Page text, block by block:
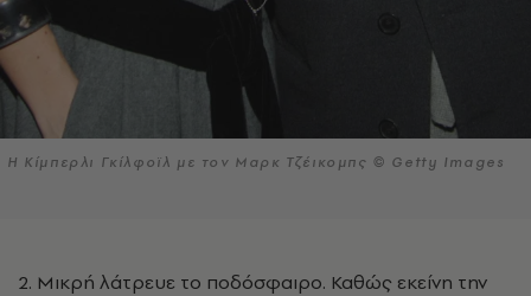
Η Κίμπερλι Γκίλφοϊλ με τον Μαρκ Τζέικομπς © Getty Images
2. Μικρή λάτρευε το ποδόσφαιρο. Καθώς εκείνη την